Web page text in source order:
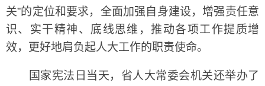
关”的定位和要求，全面加强自身建设，增强责任意
识、实干精神、底线思维，推动各项工作提质增
效，更好地肩负起人大工作的职责使命。
国家宪法日当天，省人大常委会机关还举办了